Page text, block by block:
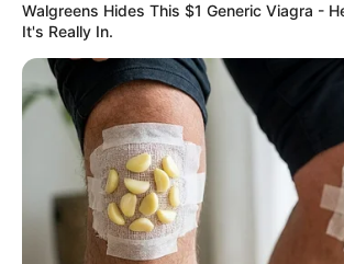
Critics Were Impressed By The Way
Grace Kelly
Walgreens Hides This $1 Generic Viagra -
It's Really In.